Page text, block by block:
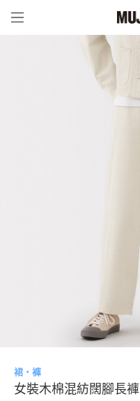
裙・褲
女裝木棉混紡闊腳長褲